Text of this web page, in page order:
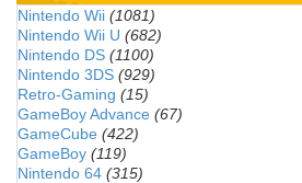
Nintendo Wii (1081)
Nintendo Wii U (682)
Nintendo DS (1100)
Nintendo 3DS (929)
Retro-Gaming (15)
GameBoy Advance (67)
GameCube (422)
GameBoy (119)
Nintendo 64 (315)